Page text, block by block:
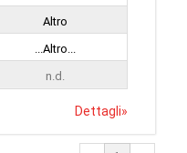
Altro
...Altro...
n.d.
Dettagli»